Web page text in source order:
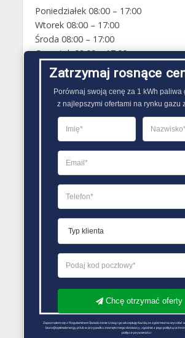
Poniedziałek 08:00 – 17:00
Wtorek 08:00 – 17:00
Środa 08:00 – 17:00
Czwartek 08:00 – 17:00
Piątek 08:00 – 17:00
Sobota Zamknięte
Niedziela Zamknięte
PORÓWNYWARKA OFERT GAZU
Zatrzymaj rosnące
Porównaj swoją cenę za 1 kWh paliwa
z najlepszymi ofertami na rynku gazu
Chcę otrzymać oferty
Zapoznałem się z Regulaminem Świadczenie Usług i go akceptuję Każdą ze zgód można wycofać
biuro@optimalenergy.pl lub w przypadku zewnętrznego dostawcy, zgodnie z jego polityką
polityce prywatności